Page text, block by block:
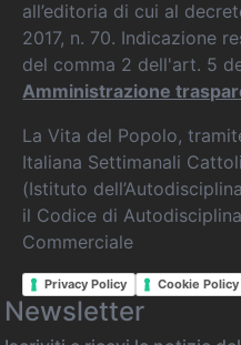
all’editoria di cui al
2017, n. 70. Indicazione
del comma 2 dell'art. 5
Amministrazione
La Vita del Popolo,
Italiana Settimanali
(Istituto
il Codice di
Commerciale
Privacy Policy Cookie Policy
Newsletter